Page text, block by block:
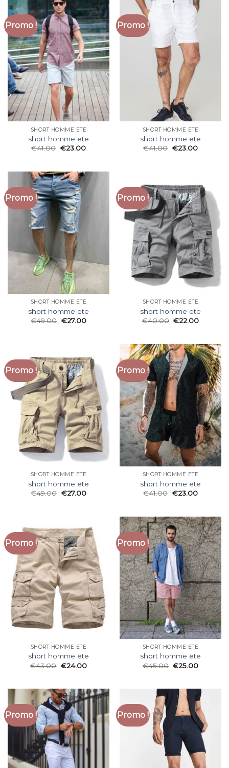
Promo !
SHORT HOMME ETE
short homme ete
€41.00 €23.00
Promo !
SHORT HOMME ETE
short homme ete
€41.00 €23.00
Promo !
SHORT HOMME ETE
short homme ete
€49.00 €27.00
Promo !
SHORT HOMME ETE
short homme ete
€40.00 €22.00
Promo !
SHORT HOMME ETE
short homme ete
€49.00 €27.00
Promo !
SHORT HOMME ETE
short homme ete
€41.00 €23.00
Promo !
SHORT HOMME ETE
short homme ete
€43.00 €24.00
Promo !
SHORT HOMME ETE
short homme ete
€45.00 €25.00
Promo ! Promo !